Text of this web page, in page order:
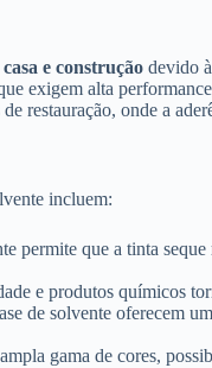
casa e construção devido
exigem alta
restauração, onde a
incluem:
permite que a tinta
e produtos químicos
de solvente oferecem
gama de cores,